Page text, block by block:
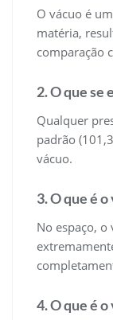
O vácuo é
matéria,
comparação
2. O que se
Qualquer
padrão
vácuo.
3. O que é
No espaço, o
4. O que é